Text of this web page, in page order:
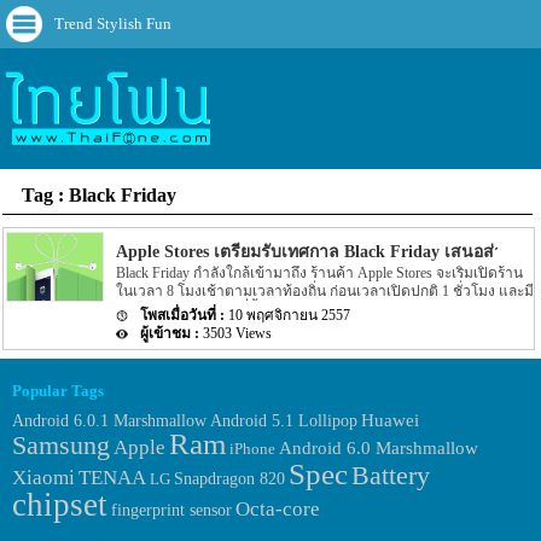
Trend Stylish Fun
Tag : Black Friday
Apple Stores เตรียมรับเทศกาล Black Friday เสนอส่วน
Black Friday กำลังใกล้เข้ามาถึง ร้านค้า Apple Stores จะเริ่มเปิดร้าน
ในเวลา 8 โมงเช้าตามเวลาท้องถิ่น ก่อนเวลาเปิดปกติ 1 ชั่วโมง และมี
ส่วนลดสำหรับลูกค้าที่ซื้อออนไลน์ด้วย
10 พฤศจิกายน 2557
3503 Views
Popular Tags
Android 6.0.1 Marshmallow Android 5.1 Lollipop Huawei
Samsung Apple Ram iPhone Android 6.0 Marshmallow
XiaomiTENAA LG Snapdragon 820 SpecBattery
chipsetfingerprint sensorOcta-core